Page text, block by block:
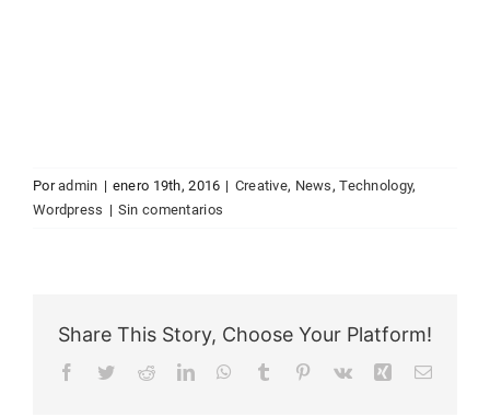
Poradmin | enero 19th, 2016 | Creative, News,Technology,
Wordpress | Sin comentarios
Share This Story, Choose Your Platform!
Facebook
TwitterRedditLinkedInWhatsApp
Tumblr Pinterest
Vk XingCorreo